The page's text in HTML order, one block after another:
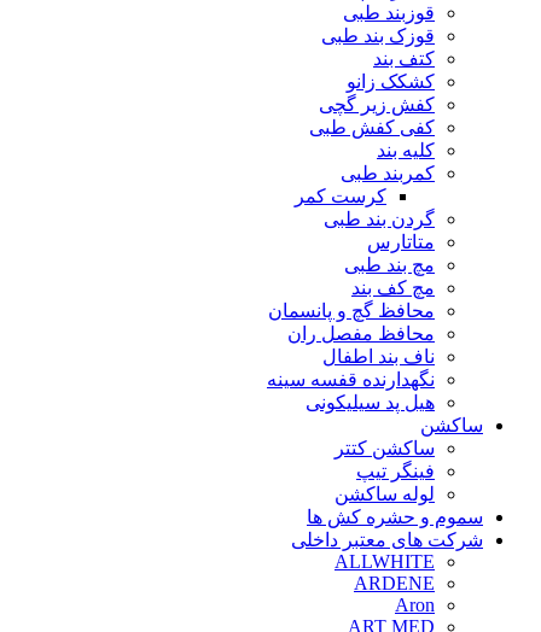
قوزبند طبی
قوزک بند طبی
کتف بند
کشکک زانو
کفش زیر گچی
کفی کفش طبی
کلیه بند
کمربند طبی
کرست کمر
گردن بند طبی
متاتارس
مچ بند طبی
مچ کف بند
محافظ گچ و پانسمان
محافظ مفصل ران
ناف بند اطفال
نگهدارنده قفسه سینه
هیل پد سیلیکونی
ساکشن
ساکشن کتتر
فینگر تیپ
لوله ساکشن
سموم و حشره کش ها
شرکت های معتبر داخلی
ALLWHITE
ARDENE
Aron
ART MED